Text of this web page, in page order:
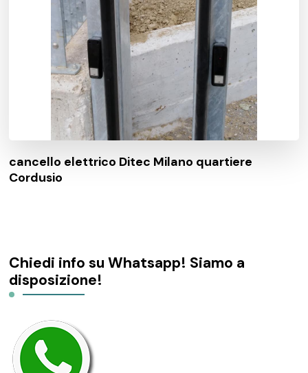
cancello elettrico Ditec Milano quartiere
Cordusio
Chiedi info su Whatsapp! Siamo a
disposizione!